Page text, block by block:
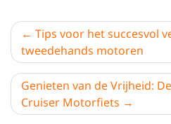
Tips voor het succesvol
tweedehands motoren
Genieten van de Vrijheid:
Cruiser Motorfiets